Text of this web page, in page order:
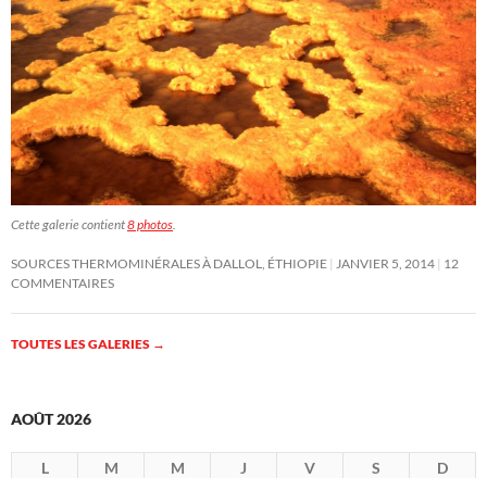
Cette galerie contient8 photos.
SOURCES THERMOMINÉRALES À DALLOL, ÉTHIOPIE JANVIER 5, 2014 12
COMMENTAIRES
TOUTES LES GALERIES →
AOÛT 2026
L M M J V S
D